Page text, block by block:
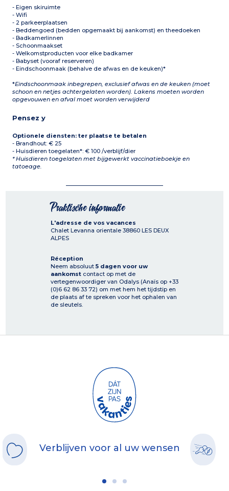
- Eigen skiruimte
- Wifi
- 2 parkeerplaatsen
- Beddengoed (bedden opgemaakt bij aankomst) en theedoeken
- Badkamerlinnen
- Schoonmaakset
- Welkomstproducten voor elke badkamer
- Babyset (vooraf reserveren)
- Eindschoonmaak (behalve de afwas en de keuken)*
*Eindschoonmaak inbegrepen, exclusief afwas en de keuken (moet
schoon en netjes achtergelaten worden). Lakens moeten worden
opgevouwen en afval moet worden verwijderd
Pensez y
Optionele diensten: ter plaatse te betalen
- Brandhout: € 25
- Huisdieren toegelaten*: € 100 /verblijf/dier
* Huisdieren toegelaten met bijgewerkt vaccinatieboekje en
tatoeage.
Praktische informatie
L'adresse de vos vacances
Chalet Levanna orientale 38860 LES DEUX
ALPES
Réception
Neem absoluut 5 dagen voor uw
aankomst contact op met de
vertegenwoordiger van Odalys (Anaïs op +33
(0)6 62 86 33 72) om met hem het tijdstip en
de plaats af te spreken voor het ophalen van
de sleutels.
Verblijven voor al uw wensen